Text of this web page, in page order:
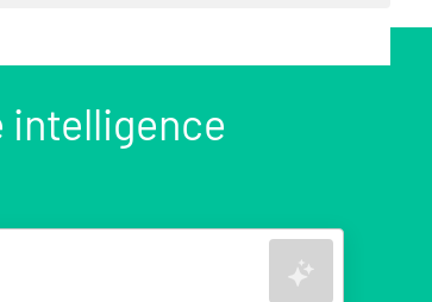
intelligence
Rechercher